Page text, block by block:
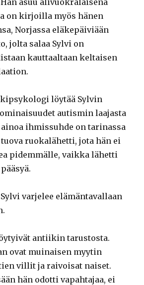
on kirjoilla myös hänen
Norjassa eläkepäiviään
jolta salaa Sylvi on
kauttaaltaan keltaisen
löytää Sylvin
autismin laajasta
ihmissuhde on tarinassa
ruokalähetti, jota hän ei
pidemmälle, vaikka lähetti
varjelee elämäntavallaan
antiikin tarustosta.
ovat muinaisen myytin
villit ja raivoisat naiset.
hän odotti vapahtajaa, ei